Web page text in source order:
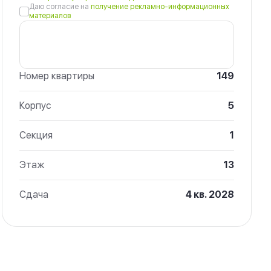
Даю согласие на получение рекламно-информационных
материалов
Номер квартиры 149
Корпус 5
Секция 1
Этаж 13
Сдача 4 кв. 2028